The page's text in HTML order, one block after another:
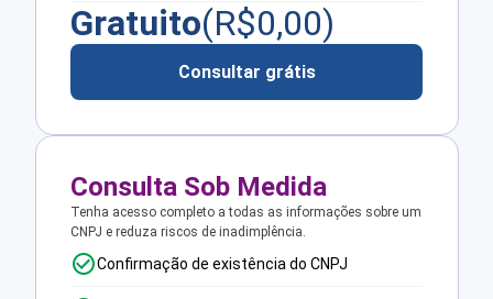
Gratuito(R$0,00)
Consultar grátis
Consulta Sob Medida
Tenha acesso completo a todas as informações sobre um
CNPJ e reduza riscos de inadimplência.
Confirmação de existência do CNPJ